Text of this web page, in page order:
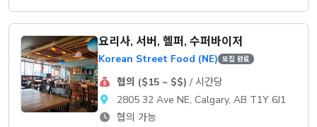
요리사, 서버, 헬퍼, 수퍼바이저
Korean Street Food (NE) 모집 완료
협의 ($15 ~ $$) / 시간당
2805 32 Ave NE, Calgary, AB T1Y 6J1
협의 가능